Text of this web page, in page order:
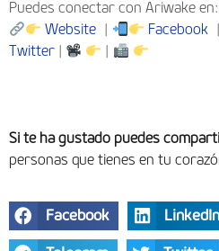
Puedes conectar con Ariwake en:
Website | Facebook|
Twitter | |
Si te ha gustado puedes
personas que tienes en tu
Facebook LinkedIn